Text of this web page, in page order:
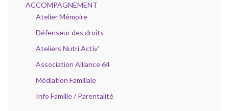
ACCOMPAGNEMENT
Atelier Mémoire
Défenseur des droits
Ateliers Nutri Activ’
Association Alliance 64
Médiation Familiale
Info Famille / Parentalité